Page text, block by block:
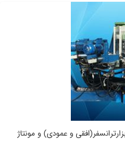
و عمودی) و مونتاژ